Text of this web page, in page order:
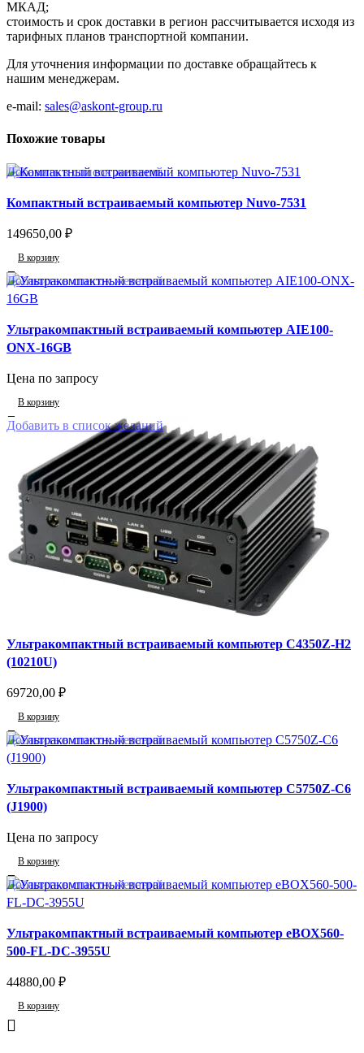
МКАД;
стоимость и срок доставки в регион рассчитывается исходя из
тарифных планов транспортной компании.
Для уточнения информации по доставке обращайтесь к
нашим менеджерам.
e-mail: sales@askont-group.ru
Похожие товары
Добавить в список желаний
Компактный встраиваемый компьютер Nuvo-7531
149650,00 ₽
В корзину
Добавить в список желаний
Ультракомпактный встраиваемый компьютер AIE100-
ONX-16GB
Цена по запросу
В корзину
Добавить в список желаний
Ультракомпактный встраиваемый компьютер C4350Z-H2
(10210U)
69720,00 ₽
В корзину
Добавить в список желаний
Ультракомпактный встраиваемый компьютер C5750Z-C6
(J1900)
Цена по запросу
В корзину
Добавить в список желаний
Ультракомпактный встраиваемый компьютер eBOX560-
500-FL-DC-3955U
44880,00 ₽
В корзину